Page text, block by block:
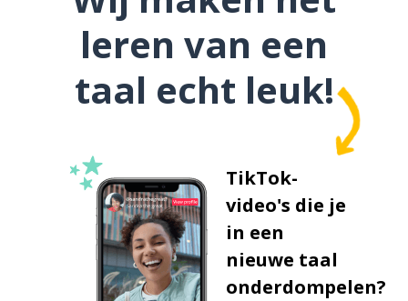
leren van een
taal echt leuk!
TikTok-
video's die je
in een
nieuwe taal
onderdompelen?